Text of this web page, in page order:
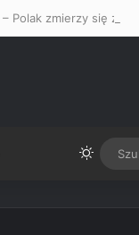
Switch